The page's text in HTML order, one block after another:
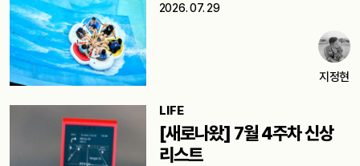
2026. 07. 29
지정현
LIFE
[새로나왔] 7월 4주차 신상
리스트